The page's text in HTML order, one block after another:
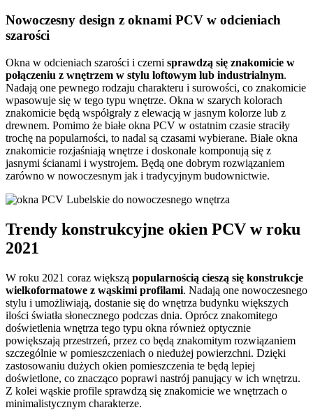
Nowoczesny design z oknami PCV w odcieniach
szarości
Okna w odcieniach szarości i czerni sprawdzą się znakomicie w
połączeniu z wnętrzem w stylu loftowym lub industrialnym.
Nadają one pewnego rodzaju charakteru i surowości, co znakomicie
wpasowuje się w tego typu wnętrze. Okna w szarych kolorach
znakomicie będą współgrały z elewacją w jasnym kolorze lub z
drewnem. Pomimo że białe okna PCV w ostatnim czasie straciły
trochę na popularności, to nadal są czasami wybierane. Białe okna
znakomicie rozjaśniają wnętrze i doskonale komponują się z
jasnymi ścianami i wystrojem. Będą one dobrym rozwiązaniem
zarówno w nowoczesnym jak i tradycyjnym budownictwie.
Trendy konstrukcyjne okien PCV w roku
2021
W roku 2021 coraz większą popularnością cieszą się konstrukcje
wielkoformatowe z wąskimi profilami. Nadają one nowoczesnego
stylu i umożliwiają, dostanie się do wnętrza budynku większych
ilości światła słonecznego podczas dnia. Oprócz znakomitego
doświetlenia wnętrza tego typu okna również optycznie
powiększają przestrzeń, przez co będą znakomitym rozwiązaniem
szczególnie w pomieszczeniach o niedużej powierzchni. Dzięki
zastosowaniu dużych okien pomieszczenia te będą lepiej
doświetlone, co znacząco poprawi nastrój panujący w ich wnętrzu.
Z kolei wąskie profile sprawdzą się znakomicie we wnętrzach o
minimalistycznym charakterze.